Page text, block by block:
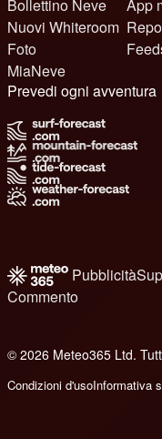
Bollettino Neve
Nuovi Whiteroom
Foto
MiaNeve
App
Prevedi ogni avventura
Pubblicità
Commento
© 2026 Meteo365 Ltd.
Condizioni d'usoInformativa